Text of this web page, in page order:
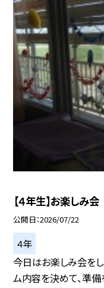
【４年生】お楽しみ会
公開日 2026/07/22
４年
今日はお楽しみ会を
ム内容を決めて、準